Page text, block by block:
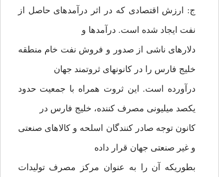
ج: ارزش اقتصادی که در اثر درآمدهای حاصل از
نفت ایجاد شده است. درآمدها و
دلارهای ناشی از صدور و فروش نفت خام منطقه
خلیج فارس را در کانونهای ثروتمند جهان
درآورده است. این ثروت همراه با جمعیت حدود
یکصد میلیونی مصرف کننده، خلیج فارس در
کانون توجه صادر کنندگان اسلحه و کالاهای صنعتی
و غیر صنعتی جهان قرار داده
بطوریکه آن را به عنوان مرکز مصرف تولیدات